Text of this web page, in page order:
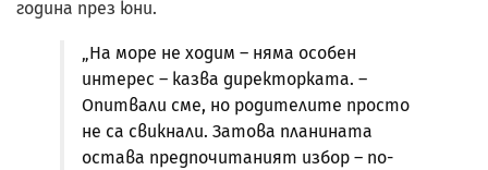
година през юни.
„На море не ходим – няма особен
интерес – казва директорката. –
Опитвали сме, но родителите просто
не са свикнали. Затова планината
остава предпочитаният избор – по-